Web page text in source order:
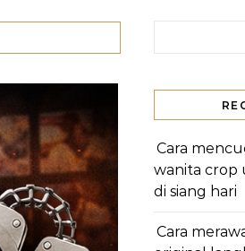
Cara
wanita crop
di siang hari
Cara